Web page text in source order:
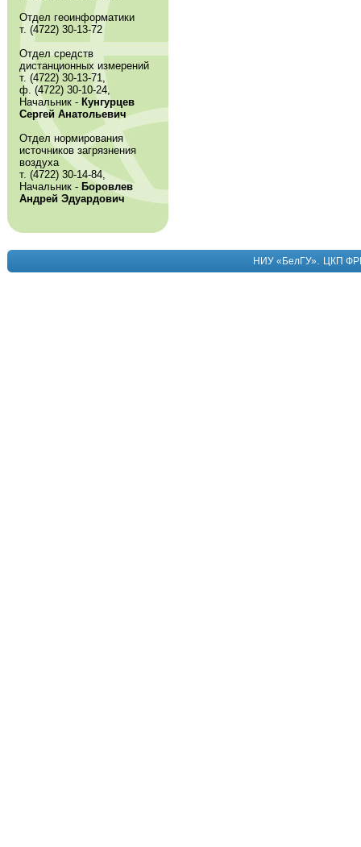
Отдел геоинформатики
т. (4722) 30-13-72
Отдел средств
дистанционных измерений
т. (4722) 30-13-71,
ф. (4722) 30-10-24,
Начальник - Кунгурцев
Сергей Анатольевич
Отдел нормирования
источников загрязнения
воздуха
т. (4722) 30-14-84,
Начальник - Боровлев
Андрей Эдуардович
НИУ «БелГУ». ЦКП